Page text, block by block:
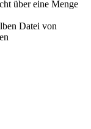
über eine Menge
Datei von